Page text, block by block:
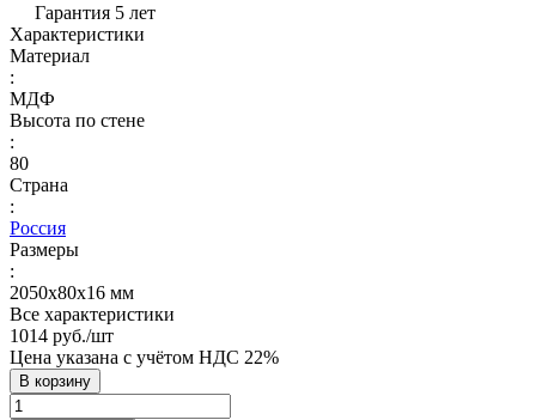
Гарантия 5 лет
Характеристики
Материал
:
МДФ
Высота по стене
:
80
Страна
:
Россия
Размеры
:
2050х80х16 мм
Все характеристики
1014 руб./шт
Цена указана с учётом НДС 22%
В корзину